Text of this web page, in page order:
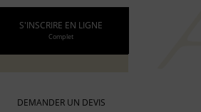
S'INSCRIRE EN LIGNE
Complet
DEMANDER UN DEVIS